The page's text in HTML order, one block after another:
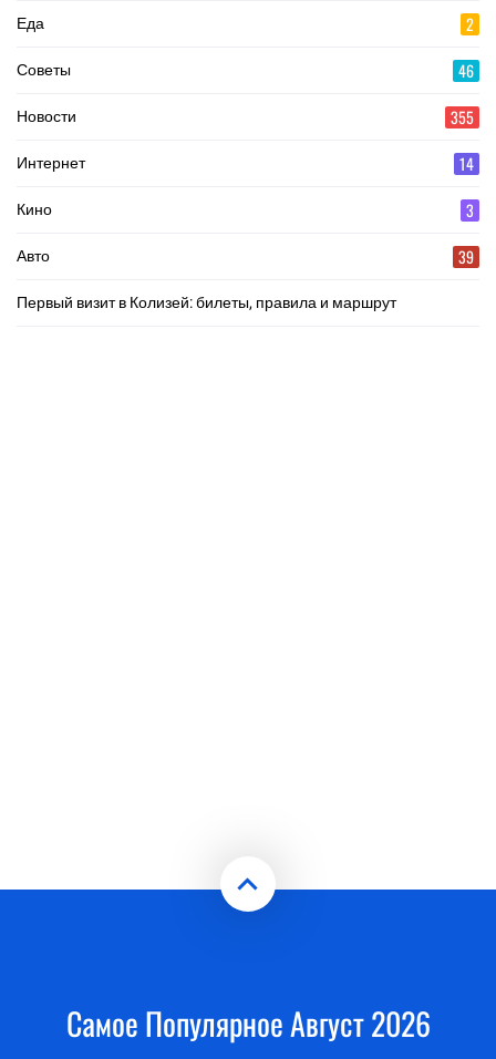
Еда 2
Советы 46
Новости 355
Интернет 14
Кино 3
Авто 39
Первый визит в Колизей: билеты, правила и маршрут
Самое Популярное Август 2026